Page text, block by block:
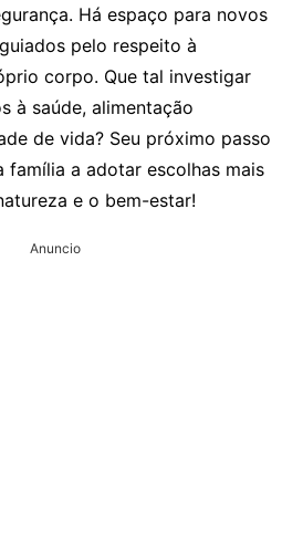
Há espaço para novos
pelo respeito à
corpo. Que tal investigar
à saúde, alimentação
de vida? Seu próximo passo
família a adotar escolhas mais
e o bem-estar!
Anuncio